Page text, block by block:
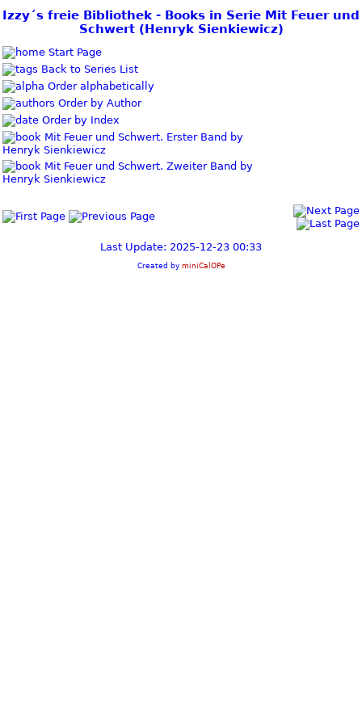
Izzy´s freie Bibliothek - Books in Serie Mit Feuer und
Schwert (Henryk Sienkiewicz)
Start Page
Back to Series List
Order alphabetically
Order by Author
Order by Index
Mit Feuer und Schwert. Erster Band by
Henryk Sienkiewicz
Mit Feuer und Schwert. Zweiter Band by
Henryk Sienkiewicz
Last Update: 2025-12-23 00:33
Created by miniCalOPe